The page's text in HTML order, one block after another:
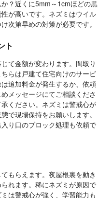
？近くに5mm～1cmほどの黒
が高いです。ネズミはウイル
次第早めの対策が必要です。
ト
て金額が変わります。間取り
らは戸建て住宅向けのサービ
追加料金が発生するか、依頼
メッセージにてご相談くださ
ください。ネズミは警戒心が
で現場保持をお願いします。
り口のブロック処理も依頼で
もらえます。夜屋根裏を動き
れます。稀にネズミが原因で
は警戒心が強く、学習能力も